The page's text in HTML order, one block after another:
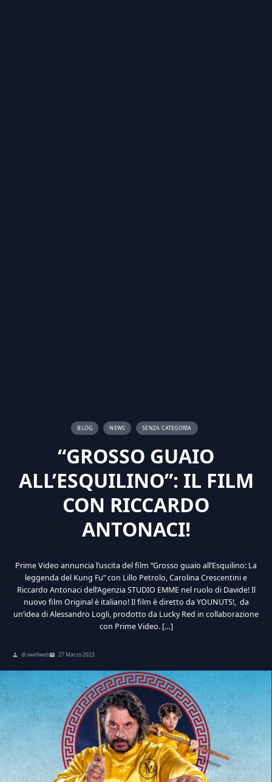
BLOG NEWS SENZA CATEGORIA
“GROSSO GUAIO
ALL’ESQUILINO”: IL FILM
CON RICCARDO
ANTONACI!
Prime Video annuncia l’uscita del film “Grosso guaio all’Esquilino: La
leggenda del Kung Fu” con Lillo Petrolo, Carolina Crescentini e
Riccardo Antonaci dell’Agenzia STUDIO EMME nel ruolo di Davide! Il
nuovo film Original è italiano! Il film è diretto da YOUNUTS!, da
un’idea di Alessandro Logli, prodotto da Lucky Red in collaborazione
con Prime Video. […]
di swellweb 27 Marzo 2023